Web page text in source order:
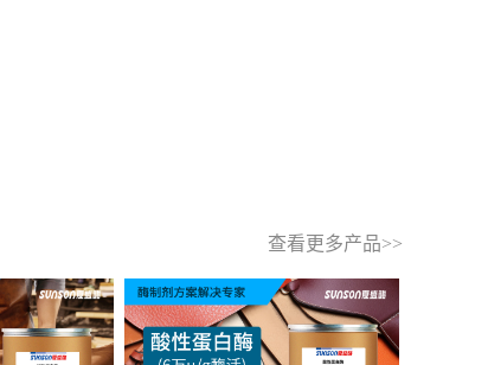
查看更多产品>>